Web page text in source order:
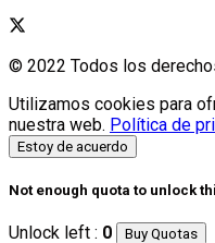
© 2022 Todos los
Utilizamos cookies para
nuestra web. Política de
Estoy de acuerdo
Not enough quota to unlock
Unlock left : 0 Buy Quotas